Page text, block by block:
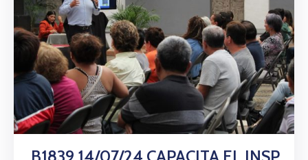
B1839 14/07/24 CAPACITA EL INSP